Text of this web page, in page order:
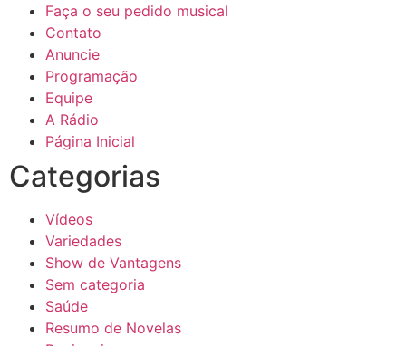
Faça o seu pedido musical
Contato
Anuncie
Programação
Equipe
A Rádio
Página Inicial
Categorias
Vídeos
Variedades
Show de Vantagens
Sem categoria
Saúde
Resumo de Novelas